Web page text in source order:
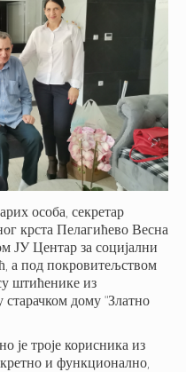
особа, секретар
крста Пелагићево Весна
ЈУ Центар за социјални
а под покровитељством
штићенике из
старачком дому "Златно
је троје корисника из
и функционално,